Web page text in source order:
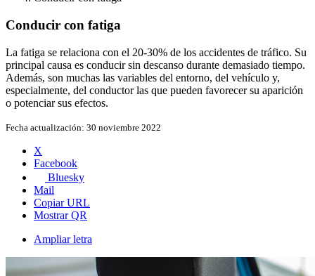
Conducir con fatiga
La fatiga se relaciona con el 20-30% de los accidentes de tráfico. Su
principal causa es conducir sin descanso durante demasiado tiempo.
Además, son muchas las variables del entorno, del vehículo y,
especialmente, del conductor las que pueden favorecer su aparición
o potenciar sus efectos.
Fecha actualización: 30 noviembre 2022
X
Facebook
Bluesky
Mail
Copiar URL
Mostrar QR
Ampliar letra